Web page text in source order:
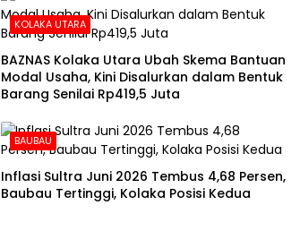
KOLAKA UTARA
BAZNAS Kolaka Utara Ubah Skema Bantuan
Modal Usaha, Kini Disalurkan dalam Bentuk
Barang Senilai Rp419,5 Juta
BAUBAU
Inflasi Sultra Juni 2026 Tembus 4,68 Persen,
Baubau Tertinggi, Kolaka Posisi Kedua